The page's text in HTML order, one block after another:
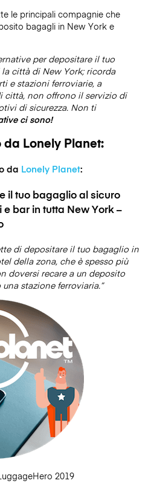
le principali compagnie che
bagagli in New York e
per depositare il tuo
città di New York; ricorda
e stazioni ferroviarie, a
città, non offrono il servizio di
di sicurezza. Non ti
ci sono!
Lonely Planet:
da Lonely Planet:
il tuo bagaglio al sicuro
bar in tutta New York –
di depositare il tuo bagaglio in
della zona, che è spesso più
doversi recare a un deposito
stazione ferroviaria.”
2019